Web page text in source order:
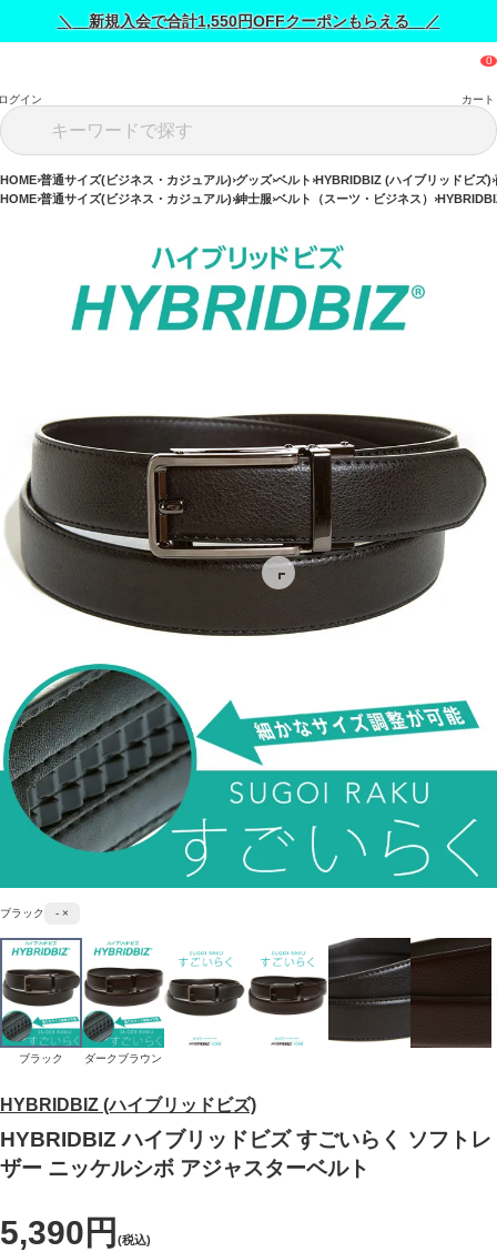
＼ 新規入会で合計1,550円OFFクーポンもらえる ／
グイン カート
HOME 普通サイズ(ビジネス・カジュアル) グッズ ベルト HYBRIDBIZ (ハイブリッドビズ)
HOME 普通サイズ(ビジネス・カジュアル) 紳士服 ベルト（スーツ・ビジネス）
HYBRIDBIZ (ハイブリッドビズ)
HYBRIDBIZ ハイブリッドビズ すごいらく ソフトレ
ザー ニッケルシボ アジャスターベルト
5,390円 (税込)
ブラック - ×
ブラック ダークブラウン